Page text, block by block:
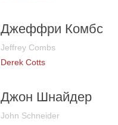
Джеффри Комбс
Jeffrey Combs
Derek Cotts
Джон Шнайдер
John Schneider